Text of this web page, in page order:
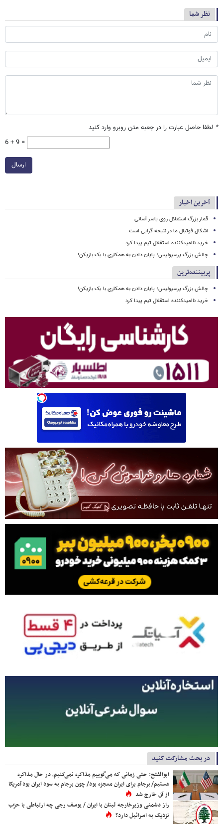
نظر شما
* لطفا حاصل عبارت را در جعبه متن روبرو وارد کنید
6 + 9 =
ارسال
آخرین اخبار
قمار بزرگ استقلال روی یاسر آسانی
اشکال فوتبال ما در نتیجه گرایی است
خرید ناامیدکننده استقلال تیم پیدا کرد
چالش بزرگ پرسپولیس؛ پایان دادن به همکاری با یک بازیکن!
پربیننده‌ترین
چالش بزرگ پرسپولیس؛ پایان دادن به همکاری با یک بازیکن!
خرید ناامیدکننده استقلال تیم پیدا کرد
در بحث مشارکت کنید
ابوالفتح: حتی زمانی که می‌گوییم مذاکره نمی‌کنیم، در حال مذاکره
هستیم/ برجام برای ایران معجزه بود/ چون برجام به سود ایران بود آمریکا
از آن خارج شد
راز دشمنی وزیرخارجه لبنان با ایران / یوسف رجی چه ارتباطی با حزب
نزدیک به اسرائیل دارد؟